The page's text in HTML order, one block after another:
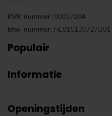
KVK nummer: 08017204
btw-nummer: NL815130727B01
Populair
Informatie
Openingstijden